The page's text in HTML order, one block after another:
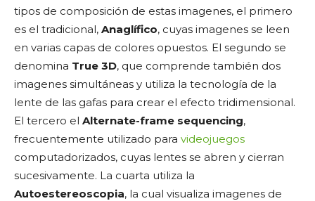
tipos de composición de estas imagenes, el primero
es el tradicional, Anaglífico, cuyas imagenes se leen
en varias capas de colores opuestos. El segundo se
denomina True 3D, que comprende también dos
imagenes simultáneas y utiliza la tecnología de la
lente de las gafas para crear el efecto tridimensional.
El tercero el Alternate-frame sequencing,
frecuentemente utilizado para videojuegos
computadorizados, cuyas lentes se abren y cierran
sucesivamente. La cuarta utiliza la
Autoestereoscopia, la cual visualiza imagenes de